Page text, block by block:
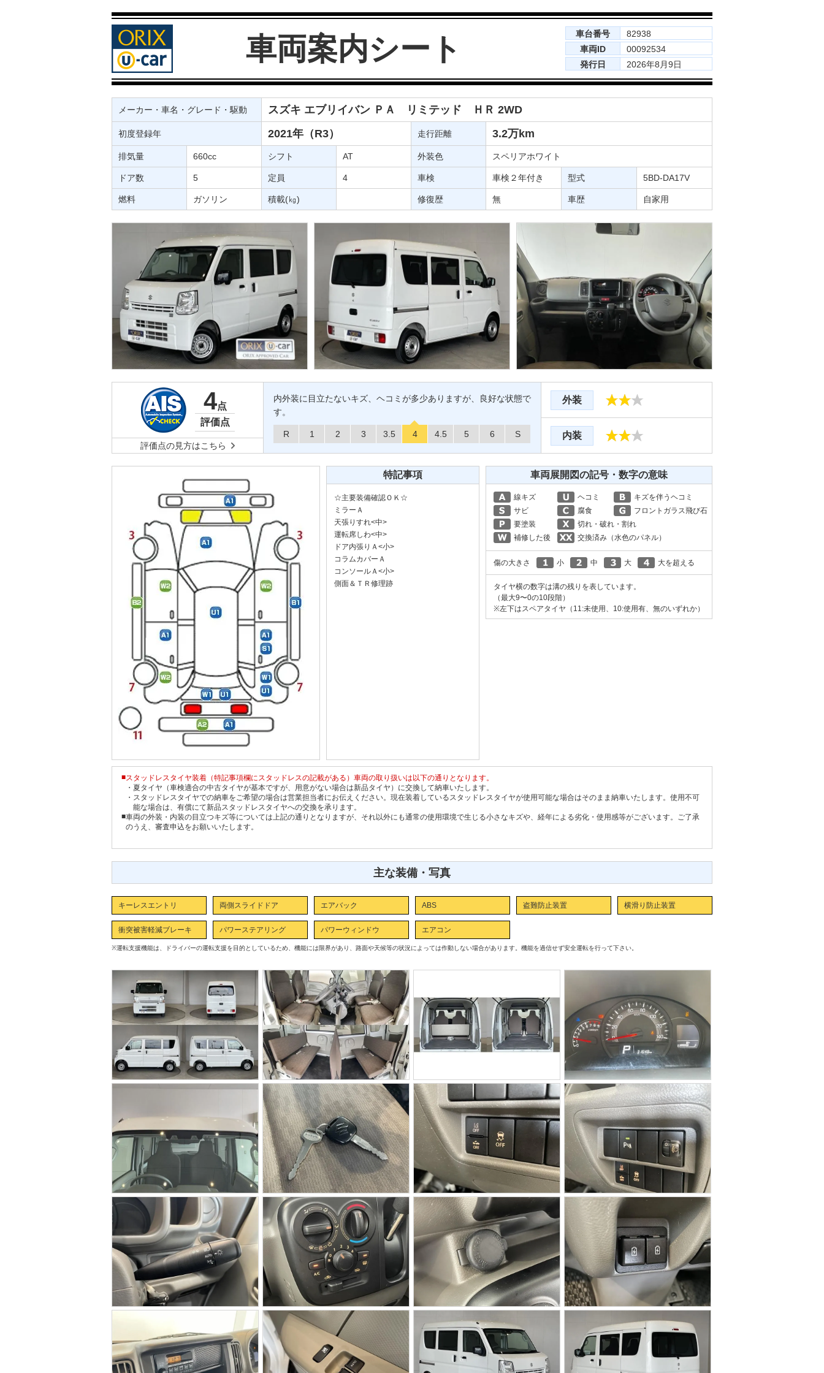
車両案内シート 車台番号
82938
車両ID
00092534
発行日
2026年8月9日
メーカー・車名・グレード・駆動 スズキ エブリイバン ＰＡ リミテッド ＨＲ 2WD
初度登録年 2021年（R3） 走行距離 3.2万km
排気量 660cc シフト AT 外装色 スペリアホワイト
ドア数 5 定員 4 車検 車検２年付き 型式 5BD-DA17V
燃料 ガソリン 積載(㎏) 修復歴 無 車歴 自家用
4点
評価点
評価点の見方はこちら
内外装に目立たないキズ、ヘコミが多少ありますが、良好な状態で
す。
R 1 2 3 3.5 4 4.5 5 6 S
外装
内装
特記事項
☆主要装備確認ＯＫ☆
ミラーＡ
天張りすれ<中>
運転席しわ<中>
ドア内張りＡ<小>
コラムカバーＡ
コンソールＡ<小>
側面＆ＴＲ修理跡
車両展開図の記号・数字の意味
線キズ ヘコミ
キズを伴うヘコミ
サビ
腐食
フロントガラス飛び石
要塗装
切れ・破れ・割れ
補修した後
交換済み（水色のパネル）
傷の大きさ 小 中 大 大を超える
タイヤ横の数字は溝の残りを表しています。
（最大9〜0の10段階）
※左下はスペアタイヤ（11:未使用、10:使用有、無のいずれか）
■スタッドレスタイヤ装着（特記事項欄にスタッドレスの記載がある）車両の取り扱いは以下の通りとなります。
・ 夏タイヤ（車検適合の中古タイヤが基本ですが、用意がない場合は新品タイヤ）に交換して納車いたします。
・ スタッドレスタイヤでの納車をご希望の場合は営業担当者にお伝えください。現在装着しているスタッドレスタイヤが使用可能な場合はそのまま納車いたします。使用不可
能な場合は、有償にて新品スタッドレスタイヤへの交換を承ります。
■車両の外装・内装の目立つキズ等については上記の通りとなりますが、それ以外にも通常の使用環境で生じる小さなキズや、経年による劣化・使用感等がございます。ご了承
のうえ、審査申込をお願いいたします。
主な装備・写真
キーレスエントリ 両側スライドドア エアバック ABS 盗難防止装置 横滑り防止装置
衝突被害軽減ブレーキ パワーステアリング パワーウィンドウ エアコン
※運転支援機能は、ドライバーの運転支援を目的としているため、機能には限界があり、路面や天候等の状況によっては作動しない場合があります。機能を過信せず安全運転を行って下さい。